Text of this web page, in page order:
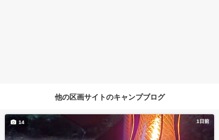
他の区画サイトのキャンプブログ
1日前
14